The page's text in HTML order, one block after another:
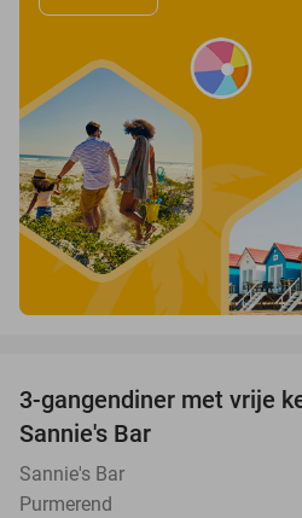
3-gangendiner met vrije
Sannie's Bar
Sannie's Bar
Purmerend